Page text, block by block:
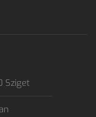
Sziget